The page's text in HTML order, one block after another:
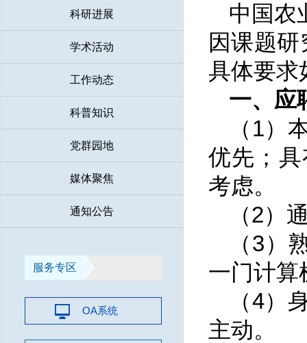
科研进展
学术活动
工作动态
科普知识
党群园地
媒体聚焦
通知公告
服务专区
OA系统
中国农
因课题
具体要求
一、应
（1）
优先；
考虑。
（2）
（3）
一门计算
（4）
主动。